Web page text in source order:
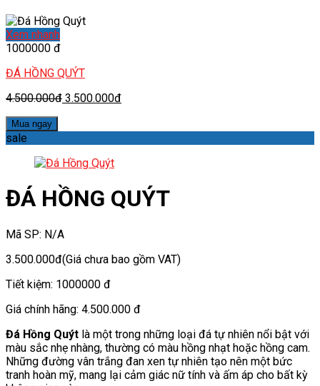
Xem nhanh
1000000 đ
ĐÁ HỒNG QUÝT
4.500.000đ 3.500.000đ
Mua ngay
sale
ĐÁ HỒNG QUÝT
Mã SP: N/A
3.500.000đ(Giá chưa bao gồm VAT)
Tiết kiệm: 1000000 đ
Giá chính hãng: 4.500.000 đ
Đá Hồng Quýt là một trong những loại đá tự nhiên nổi bật với
màu sắc nhẹ nhàng, thường có màu hồng nhạt hoặc hồng cam.
Những đường vân trắng đan xen tự nhiên tạo nên một bức
tranh hoàn mỹ, mang lại cảm giác nữ tính và ấm áp cho bất kỳ